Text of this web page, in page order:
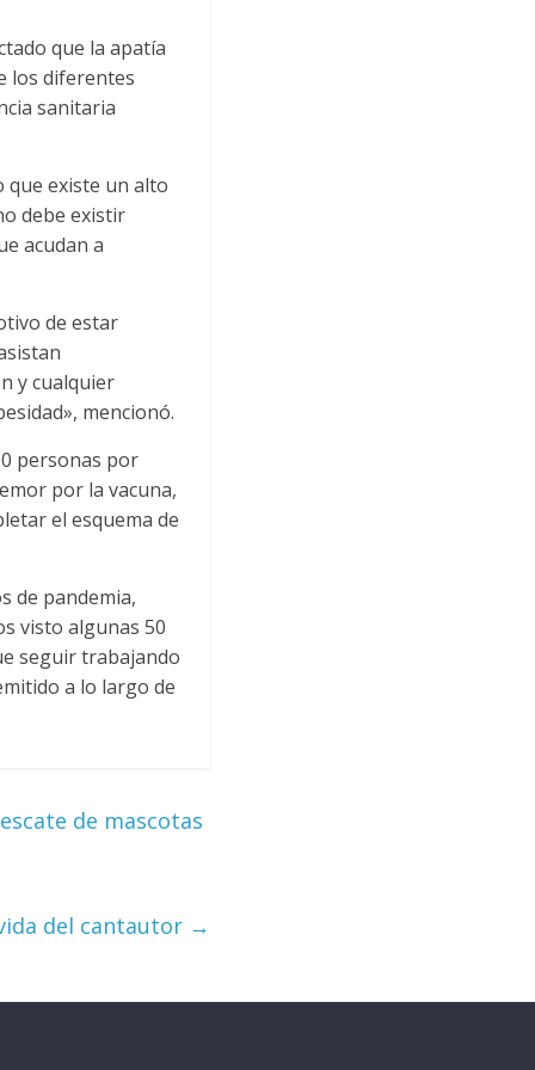
que la apatía
los diferentes
sanitaria
que existe un alto
debe existir
acudan a
de estar
y cualquier
mencionó.
personas por
por la vacuna,
el esquema de
de pandemia,
visto algunas 50
seguir trabajando
a lo largo de
de mascotas
del cantautor →